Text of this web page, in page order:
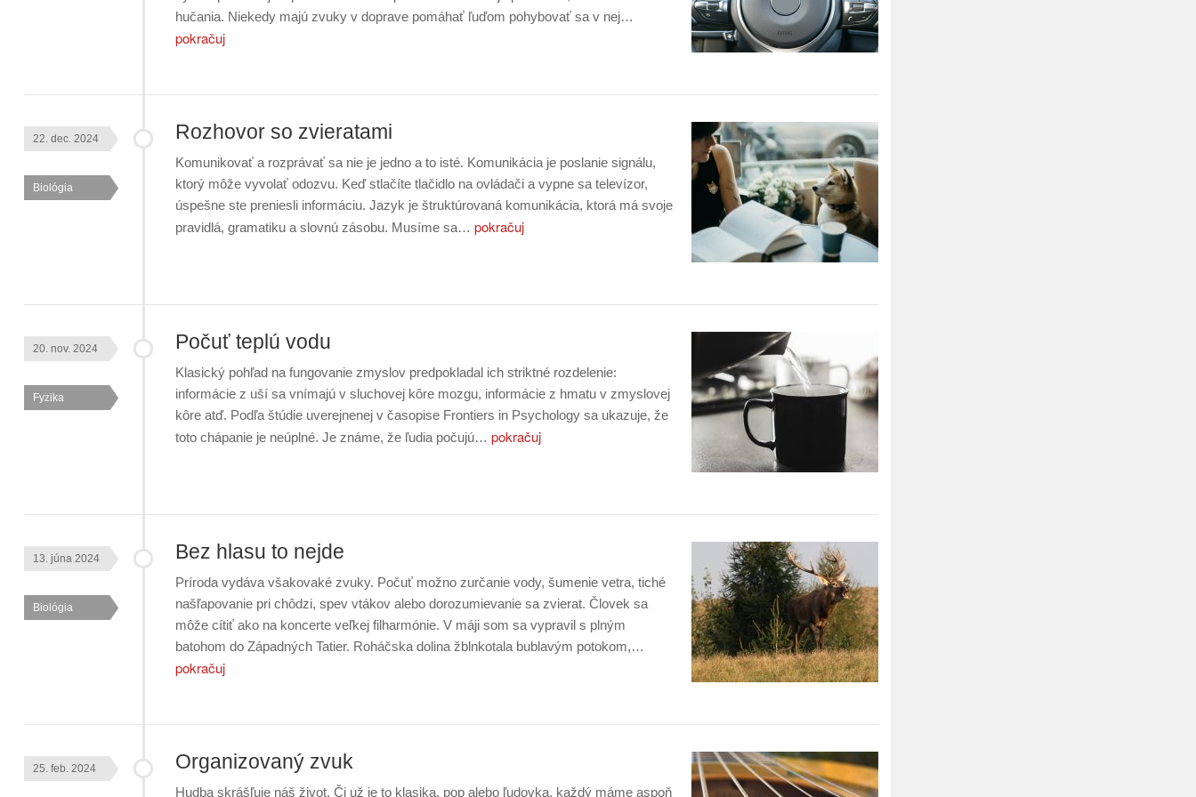
hučania. Niekedy majú zvuky v doprave pomáhať ľuďom pohybovať sa v nej…
pokračuj
Rozhovor so zvieratami
22. dec. 2024
Biológia
Komunikovať a rozprávať sa nie je jedno a to isté. Komunikácia je poslanie signálu,
ktorý môže vyvolať odozvu. Keď stlačíte tlačidlo na ovládači a vypne sa televízor,
úspešne ste preniesli informáciu. Jazyk je štruktúrovaná komunikácia, ktorá má svoje
pravidlá, gramatiku a slovnú zásobu. Musíme sa… pokračuj
Počuť teplú vodu
20. nov. 2024
Fyzika
Klasický pohľad na fungovanie zmyslov predpokladal ich striktné rozdelenie:
informácie z uší sa vnímajú v sluchovej kôre mozgu, informácie z hmatu v zmyslovej
kôre atď. Podľa štúdie uverejnenej v časopise Frontiers in Psychology sa ukazuje, že
toto chápanie je neúplné. Je známe, že ľudia počujú… pokračuj
Bez hlasu to nejde
13. júna 2024
Biológia
Príroda vydáva všakovaké zvuky. Počuť možno zurčanie vody, šumenie vetra, tiché
našľapovanie pri chôdzi, spev vtákov alebo dorozumievanie sa zvierat. Človek sa
môže cítiť ako na koncerte veľkej filharmónie. V máji som sa vypravil s plným
batohom do Západných Tatier. Roháčska dolina žblnkotala bublavým potokom,…
pokračuj
Organizovaný zvuk
25. feb. 2024
Hudba skrášľuje náš život. Či už je to klasika, pop alebo ľudovka, každý máme aspoň